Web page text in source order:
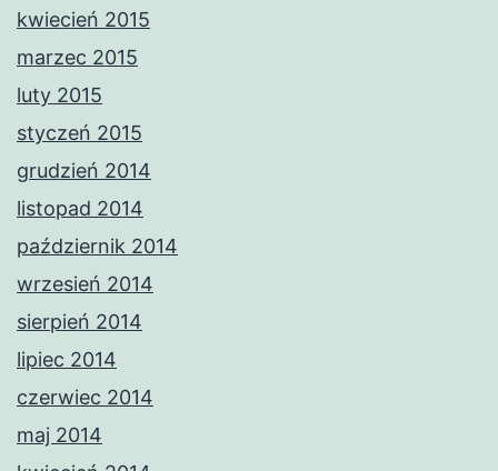
kwiecień 2015
marzec 2015
luty 2015
styczeń 2015
grudzień 2014
listopad 2014
październik 2014
wrzesień 2014
sierpień 2014
lipiec 2014
czerwiec 2014
maj 2014